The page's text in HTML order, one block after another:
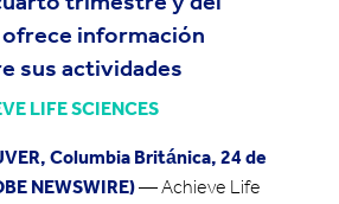
información
sus actividades
LIFE SCIENCES
Columbia Británica, 24 de
NEWSWIRE)— Achieve Life